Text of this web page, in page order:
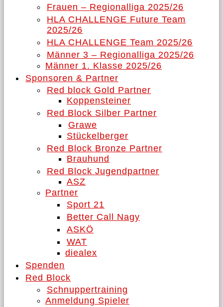
Frauen – Regionalliga 2025/26
HLA CHALLENGE Future Team
2025/26
HLA CHALLENGE Team 2025/26
Männer 3 – Regionalliga 2025/26
Männer 1. Klasse 2025/26
Sponsoren & Partner
Red block Gold Partner
Koppensteiner
Red Block Silber Partner
Grawe
Stückelberger
Red Block Bronze Partner
Brauhund
Red Block Jugendpartner
ASZ
Partner
Sport 21
Better Call Nagy
ASKÖ
WAT
diealex
Spenden
Red Block
Schnuppertraining
Anmeldung Spieler